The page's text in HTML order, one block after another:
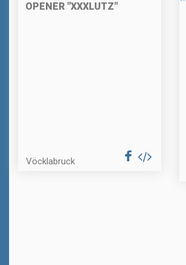
OPENER "XXXLUTZ"
Vöcklabruck